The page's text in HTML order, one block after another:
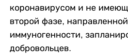
коронавирусом и не
второй фазе,
иммуногенности,
добровольцев.